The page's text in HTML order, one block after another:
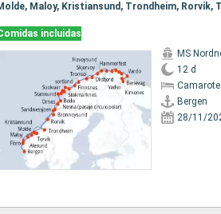
incluidas
MS
12 d
Bergen
28/11/